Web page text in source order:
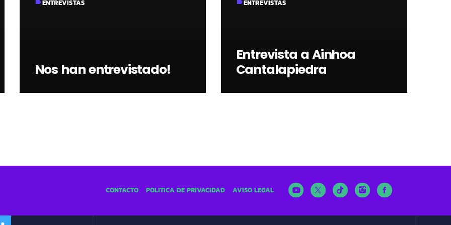
labelENTREVISTAS
Nos han entrevistado!
labelENTREVISTAS
Entrevista a Ainhoa
Cantalapiedra
CONTACTO POLÍTICA DE PRIVACIDAD AVISO LEGAL